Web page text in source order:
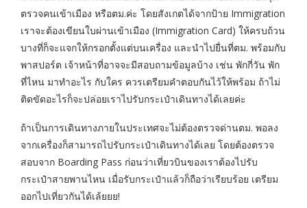
ตรวจคนเข้าเมือง หรือตม.ค่ะ โดยสังเกตได้จากป้าย Immigration
เราจะต้องเขียนใบผ่านเข้าเมือง (Immigration Card) ให้ครบถ้วน
บางที่ก็จะแจกให้กรอกตั้งแต่บนเครื่อง และนำไปยื่นที่ตม. พร้อมกับ
พาสปอร์ต เจ้าหน้าที่อาจจะมีสอบถามข้อมูลบ้าง เช่น พักกี่วัน พัก
ที่ไหน มาทำอะไร กับใคร ควรเตรียมคำตอบกันไว้ให้พร้อม ถ้าไม่
ติดขัดอะไรก็จะปล่อยเราไปรับกระเป๋าเดินทางได้เลยค่ะ
ถ้าเป็นการเดินทางภายในประเทศจะไม่ต้องตรวจด่านตม. พอลง
จากเครื่องก็สามารถไปรับกระเป๋าเดินทางได้เลย โดยต้องตรวจ
สอบจาก Boarding Pass ก่อนว่าเที่ยวบินของเราต้องไปรับ
กระเป๋าสายพานไหน เมื่อรับกระเป๋าแล้วก็ถือว่าเรียบร้อย เตรียม
ออกไปเที่ยวกันได้เล้ยยย!